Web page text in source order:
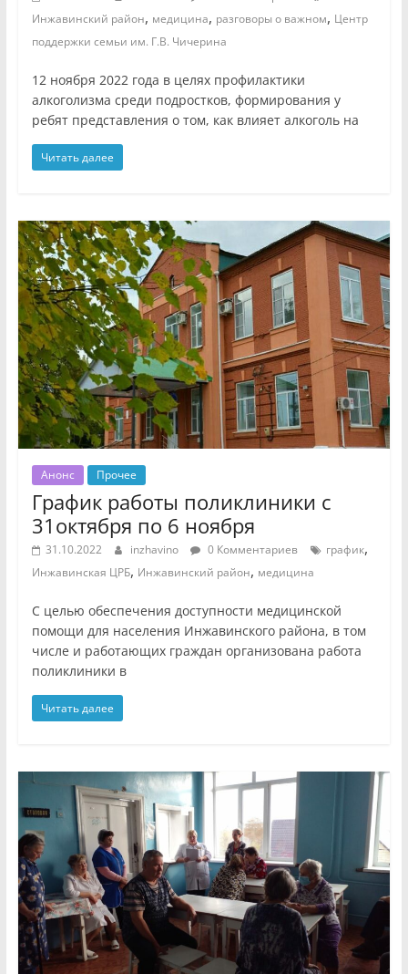
Инжавинский район, медицина, разговоры о важном, Центр
поддержки семьи им. Г.В. Чичерина
12 ноября 2022 года в целях профилактики
алкоголизма среди подростков, формирования у
ребят представления о том, как влияет алкоголь на
Читать далее
Анонс Прочее
График работы поликлиники с
31октября по 6 ноября
31.10.2022 inzhavino 0 Комментариев график,
Инжавинская ЦРБ, Инжавинский район, медицина
С целью обеспечения доступности медицинской
помощи для населения Инжавинского района, в том
числе и работающих граждан организована работа
поликлиники в
Читать далее